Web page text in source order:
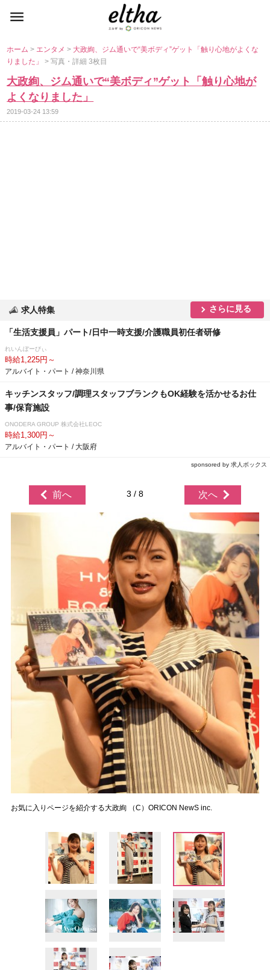
ホーム> エンタメ> 大政絢、ジム通いで“美ボディ”ゲット「触り心地がよくな
りました」> 写真・詳細 3枚目
大政絢、ジム通いで“美ボディ”ゲット「触り心地が
よくなりました」
2019-03-24 13:59
求人特集 さらに見る
「生活支援員」パート/日中一時支援/介護職員初任者研修
れいんぼーびぃ
時給1,225円～
アルバイト・パート / 神奈川県
キッチンスタッフ/調理スタッフブランクもOK経験を活かせるお仕
事/保育施設
ONODERA GROUP 株式会社LEOC
時給1,300円～
アルバイト・パート / 大阪府
sponsored by 求人ボックス
前へ 3 / 8 次へ
お気に入りページを紹介する大政絢 （C）ORICON NewS inc.